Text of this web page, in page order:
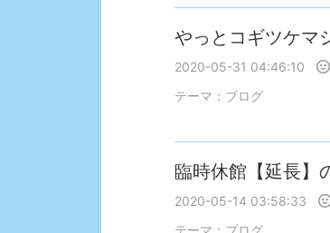
やっとコギツケマ
2020-05-31 04:46:10
テーマ： ブログ
臨時休館【延長】
2020-05-14 03:58:33
テーマ： ブログ